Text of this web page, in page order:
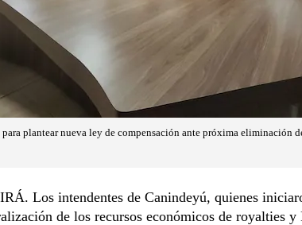
plantear nueva ley de compensación ante próxima eliminación
Los intendentes de Canindeyú, quienes
de los recursos económicos de royalties y